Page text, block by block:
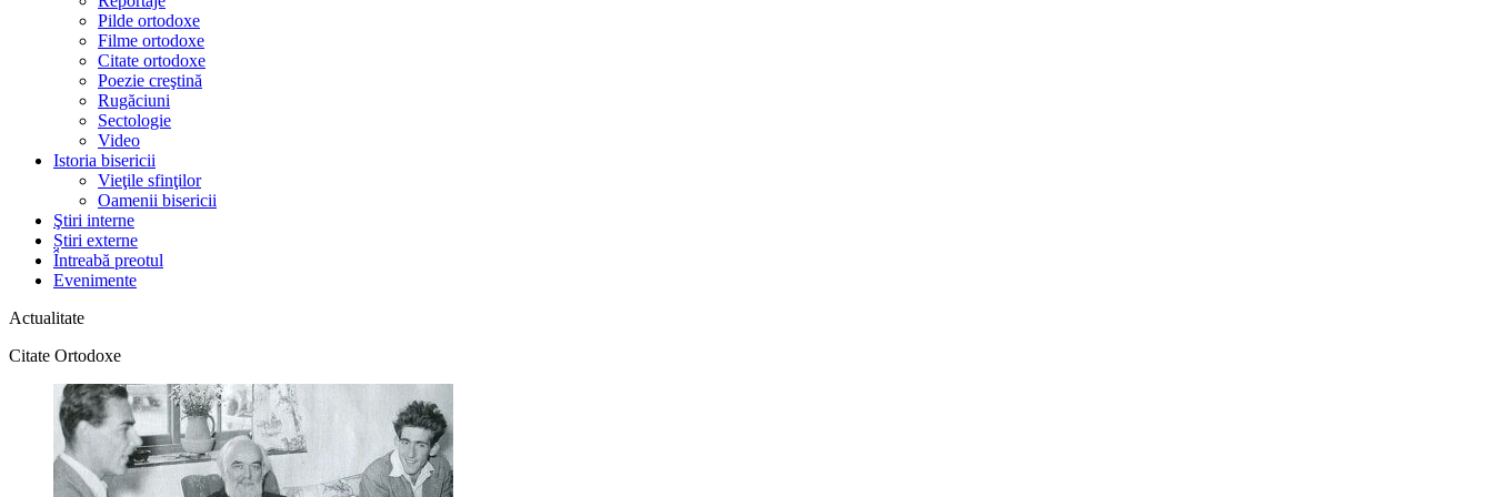
Pilde ortodoxe
Filme ortodoxe
Citate ortodoxe
Poezie creştină
Rugăciuni
Sectologie
Video
Istoria bisericii
Vieţile sfinţilor
Oamenii bisericii
Ştiri interne
Știri externe
Întreabă preotul
Evenimente
Actualitate
Citate Ortodoxe